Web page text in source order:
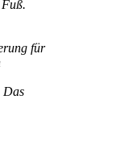
für
Das